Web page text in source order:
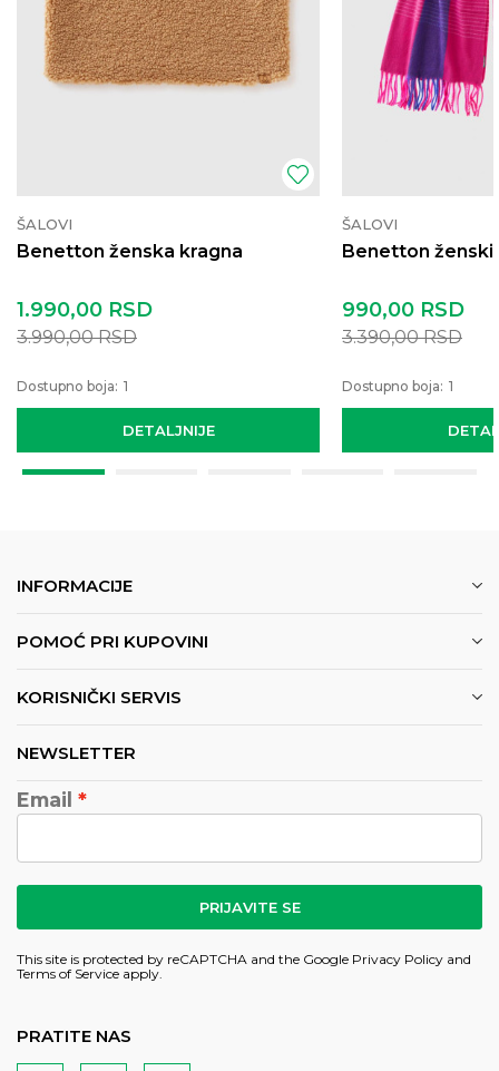
ŠALOVI
Benetton ženska kragna
DETALJNIJE
1.990,00 RSD
3.990,00RSD
Dostupno boja: 1
ŠALOVI
Benetton ženski
990,00 RSD
3.390,00RSD
Dostupno boja: 1
INFORMACIJE
POMOĆ PRI KUPOVINI
KORISNIČKI SERVIS
NEWSLETTER
Email
PRIJAVITE SE
This site is protected by reCAPTCHA and the Google Privacy Policy and
Terms of Service apply.
PRATITE NAS